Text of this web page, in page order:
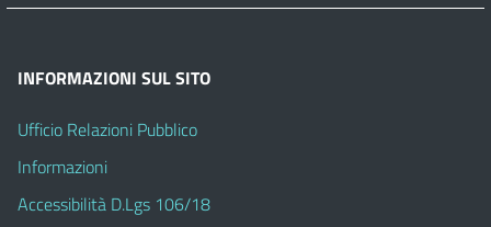
INFORMAZIONI SUL SITO
Ufficio Relazioni Pubblico
Informazioni
Accessibilità D.Lgs 106/18